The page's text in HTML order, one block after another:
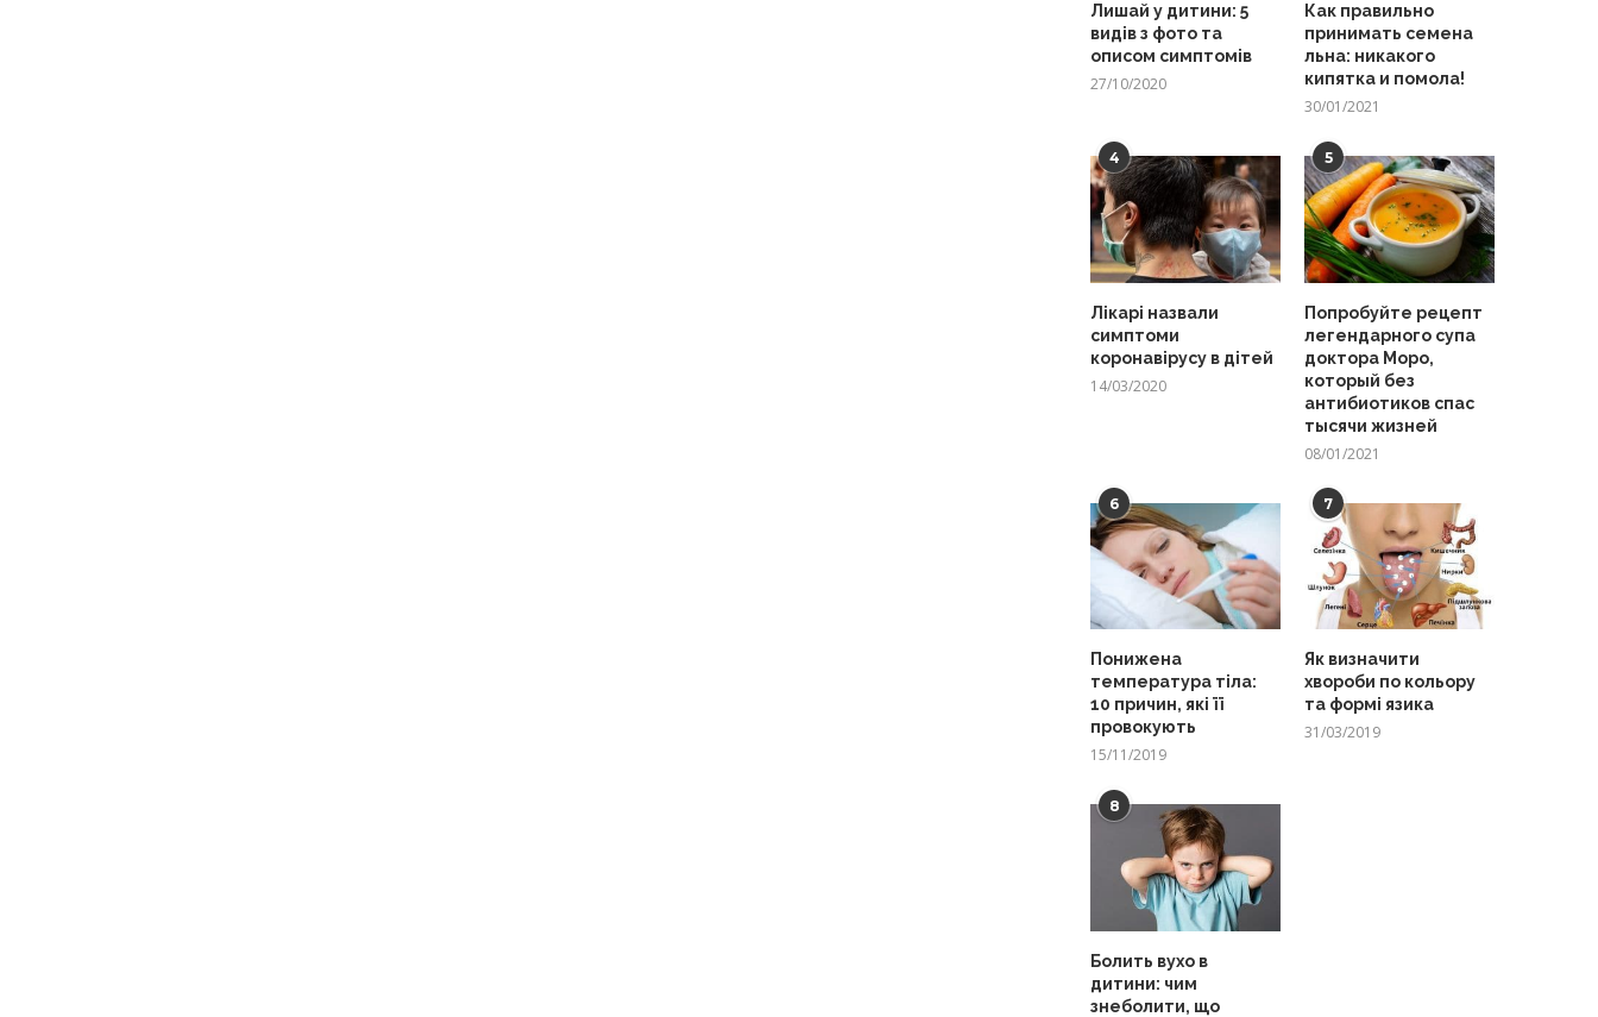
Лишай у дитини: 5
видів з фото та
описом симптомів
27/10/2020
Как правильно
принимать семена
льна: никакого
кипятка и помола!
30/01/2021
4
Лікарі назвали
симптоми
коронавірусу в дітей
14/03/2020
5
Попробуйте рецепт
легендарного супа
доктора Моро,
который без
антибиотиков спас
тысячи жизней
08/01/2021
6
Понижена
температура тіла:
10 причин, які її
провокують
15/11/2019
7
Як визначити
хвороби по кольору
та формі язика
31/03/2019
8
Болить вухо в
дитини: чим
знеболити, що